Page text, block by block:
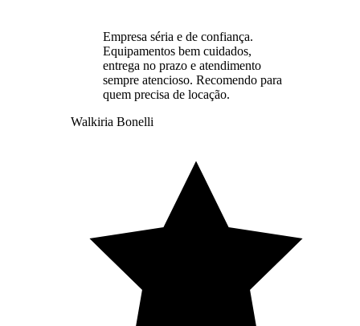
Empresa séria e de confiança.
Equipamentos bem cuidados,
entrega no prazo e atendimento
sempre atencioso. Recomendo para
quem precisa de locação.
Walkiria Bonelli